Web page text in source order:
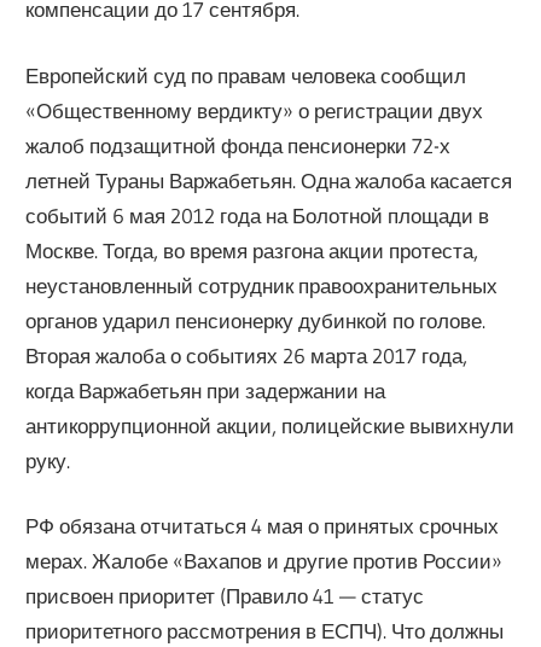
компенсации до 17 сентября.
Европейский суд по правам человека сообщил
«Общественному вердикту» о регистрации двух
жалоб подзащитной фонда пенсионерки 72-х
летней Тураны Варжабетьян. Одна жалоба касается
событий 6 мая 2012 года на Болотной площади в
Москве. Тогда, во время разгона акции протеста,
неустановленный сотрудник правоохранительных
органов ударил пенсионерку дубинкой по голове.
Вторая жалоба о событиях 26 марта 2017 года,
когда Варжабетьян при задержании на
антикоррупционной акции, полицейские вывихнули
руку.
РФ обязана отчитаться 4 мая о принятых срочных
мерах. Жалобе «Вахапов и другие против России»
присвоен приоритет (Правило 41 — статус
приоритетного рассмотрения в ЕСПЧ). Что должны